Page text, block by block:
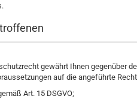
gewährt Ihnen gegenüber
auf die angeführte
Art. 15 DSGVO;